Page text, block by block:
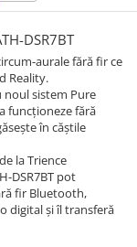
DSR7BT
aurale fără fir ce
Reality.
noul sistem Pure
funcționeze fără
în căștile
la Trience
DSR7BT pot
fir Bluetooth,
digital și îl transferă